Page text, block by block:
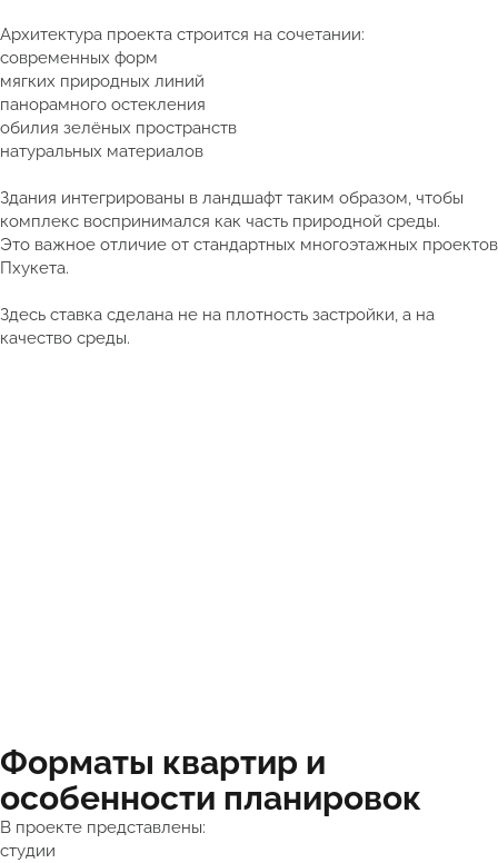
Архитектура проекта строится на сочетании:
современных форм
мягких природных линий
панорамного остекления
обилия зелёных пространств
натуральных материалов
Здания интегрированы в ландшафт таким образом, чтобы
комплекс воспринимался как часть природной среды.
Это важное отличие от стандартных многоэтажных проектов
Пхукета.
Здесь ставка сделана не на плотность застройки, а на
качество среды.
Форматы квартир и
особенности планировок
В проекте представлены:
студии